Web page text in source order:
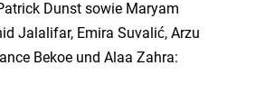
Dunst sowie Maryam
Jalalifar, Emira Suvalić, Arzu
Bekoe und Alaa Zahra: